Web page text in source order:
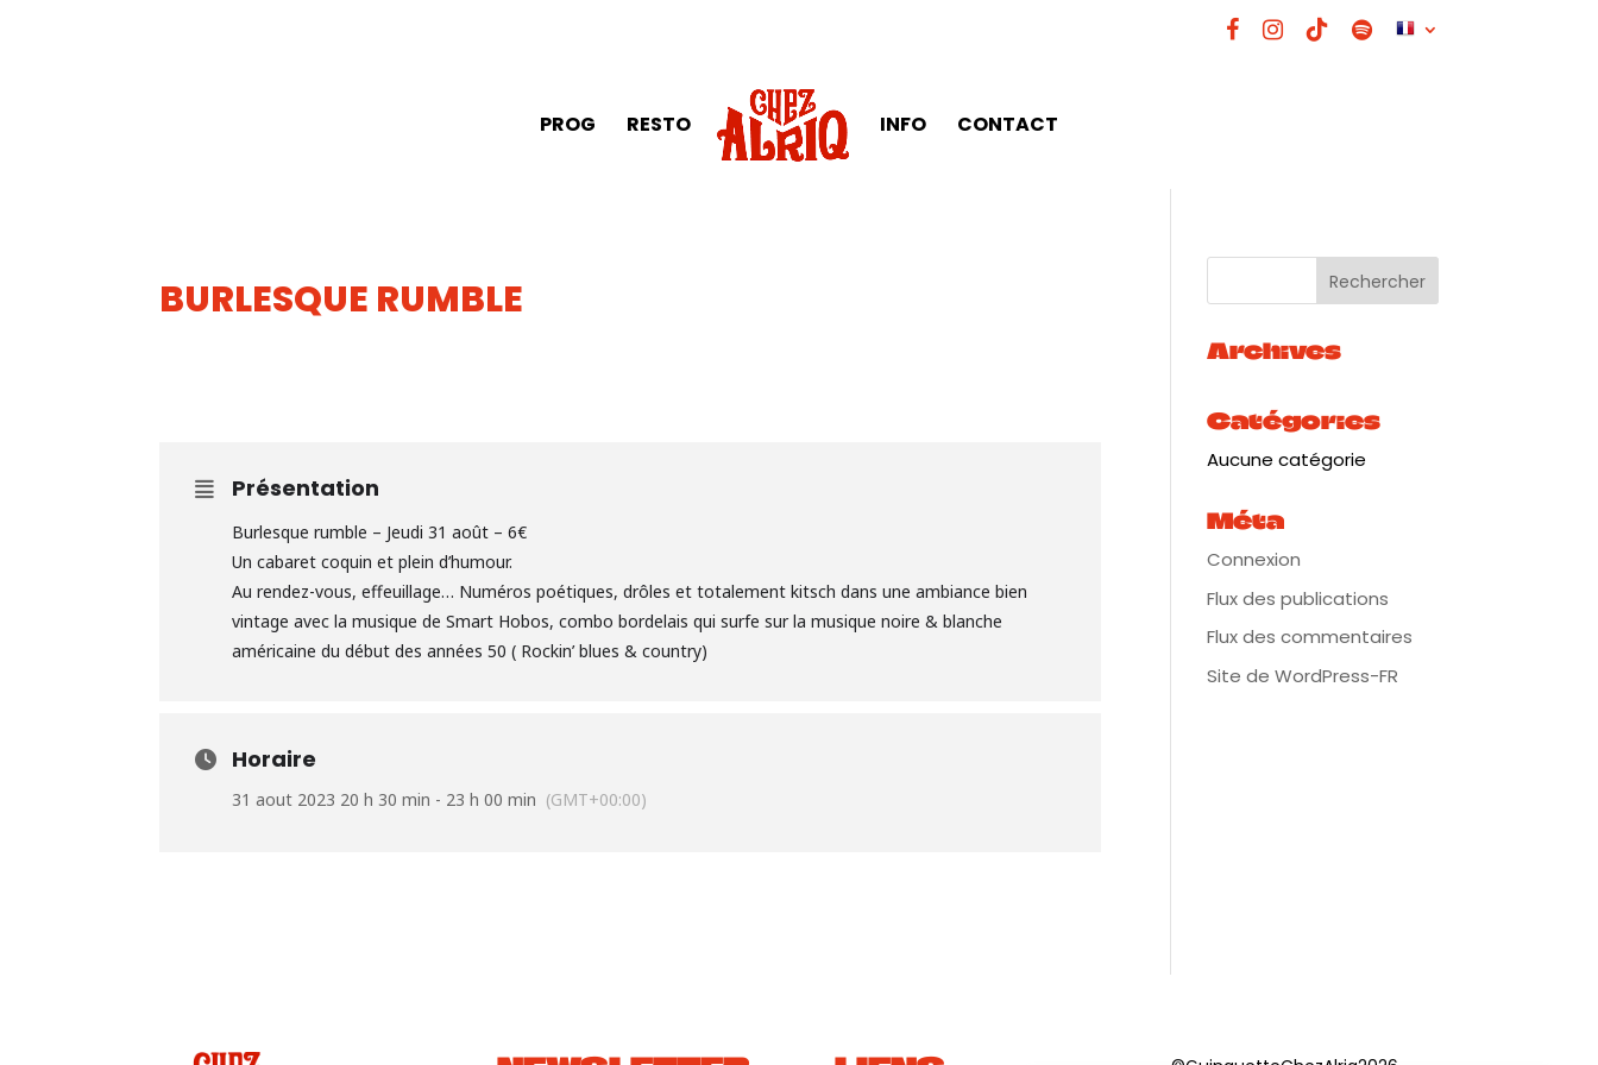
PROG RESTO INFO CONTACT
BURLESQUE RUMBLE
Présentation
Burlesque rumble – Jeudi 31 août – 6€
Un cabaret coquin et plein d’humour.
Au rendez-vous, effeuillage… Numéros poétiques, drôles et totalement kitsch dans une ambiance bien
vintage avec la musique de Smart Hobos, combo bordelais qui surfe sur la musique noire & blanche
américaine du début des années 50 ( Rockin’ blues & country)
Horaire
31 aout 2023 20 h 30 min - 23 h 00 min (GMT+00:00)
Archives
Catégories
Aucune catégorie
Méta
Connexion
Flux des publications
Flux des commentaires
Site de WordPress-FR